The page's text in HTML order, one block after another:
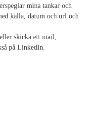
mina tankar och
källa, datum och url och
skicka ett mail,
på LinkedIn.